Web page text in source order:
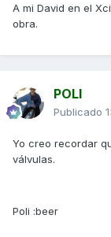
A mi David en el
obra.
POLI
Publicado
Yo creo recordar
válvulas.
Poli :beer